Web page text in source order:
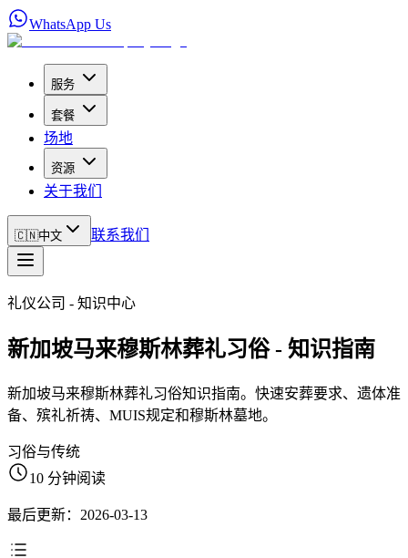
WhatsApp Us
服务
套餐
场地
资源
关于我们
🇨🇳中文 联系我们
礼仪公司 - 知识中心
新加坡马来穆斯林葬礼习俗 - 知识指南
新加坡马来穆斯林葬礼习俗知识指南。快速安葬要求、遗体准
备、殡礼祈祷、MUIS规定和穆斯林墓地。
习俗与传统
10 分钟阅读
最后更新：2026-03-13